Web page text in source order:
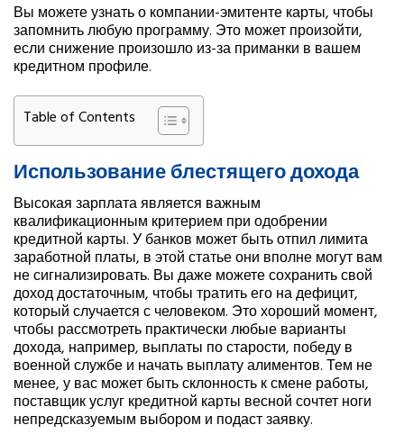
Вы можете узнать о компании-эмитенте карты, чтобы
запомнить любую программу. Это может произойти,
если снижение произошло из-за приманки в вашем
кредитном профиле.
Table of Contents
Использование блестящего дохода
Высокая зарплата является важным
квалификационным критерием при одобрении
кредитной карты. У банков может быть отпил лимита
заработной платы, в этой статье они вполне могут вам
не сигнализировать. Вы даже можете сохранить свой
доход достаточным, чтобы тратить его на дефицит,
который случается с человеком. Это хороший момент,
чтобы рассмотреть практически любые варианты
дохода, например, выплаты по старости, победу в
военной службе и начать выплату алиментов. Тем не
менее, у вас может быть склонность к смене работы,
поставщик услуг кредитной карты весной сочтет ноги
непредсказуемым выбором и подаст заявку.